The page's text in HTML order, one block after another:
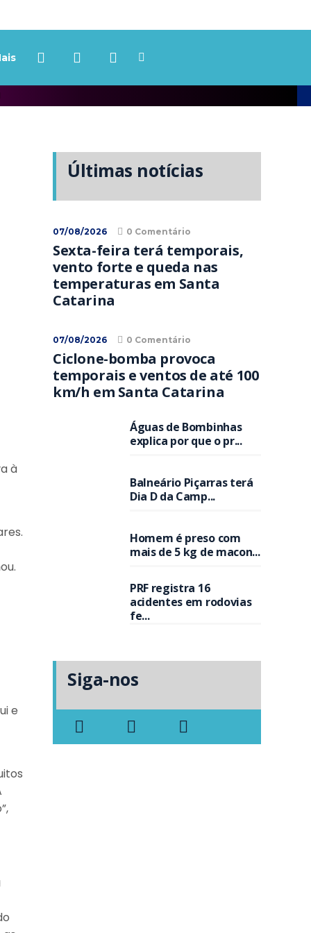
à
e
Últimas notícias
07/08/2026 0 Comentário
Sexta-feira terá temporais,
vento forte e queda nas
temperaturas em Santa
Catarina
07/08/2026 0 Comentário
Ciclone-bomba provoca
temporais e ventos de até 100
km/h em Santa Catarina
Águas de Bombinhas
explica por que o pr...
Balneário Piçarras terá
Dia D da Camp...
Homem é preso com
mais de 5 kg de macon...
PRF registra 16
acidentes em rodovias
fe...
Siga-nos